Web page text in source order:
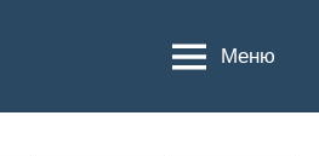
Меню